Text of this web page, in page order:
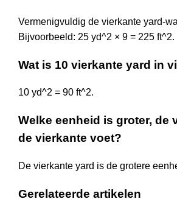
Vermenigvuldig de vierkante yard-
Bijvoorbeeld: 25 yd^2 × 9 = 225 ft^2.
Wat is 10 vierkante yard in
10 yd^2 = 90 ft^2.
Welke eenheid is groter, de
de vierkante voet?
De vierkante yard is de grotere
Gerelateerde artikelen